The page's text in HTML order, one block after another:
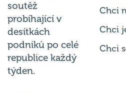
soutěž
probíhající v
desítkách
podniků po celé
republice každý
týden.
Chci
Chci
Chci